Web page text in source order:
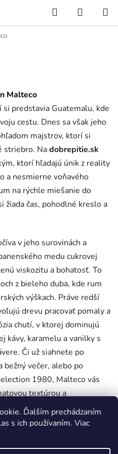
Ďalším prechádzaním
s ich používaním. Viac
Hľadať
KOŠÍK
Malteco
si predstavia Guatemalu, kde
cestu. Dnes sa však jeho
majstrov, ktorí si
striebro. Nadobrepitie.sk
ktorí hľadajú únik z reality
a nesmierne voňavého
na rýchle miešanie do
čas, pohodlné kreslo a
v jeho surovinách a
medu cukrovej
viskozitu a bohatosť. To
z bieleho duba, kde rum
výškach. Práve redší
drevu pracovať pomaly a
chutí, v ktorej dominujú
kávy, karamelu a vanilky s
Či už siahnete po
večer, alebo po
1980, Malteco vás
textúrou a
ústach ostáva ešte dlho po